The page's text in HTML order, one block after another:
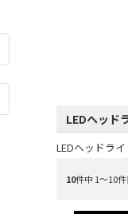
LEDヘッド
LEDヘッドライ
10件中 1〜10件